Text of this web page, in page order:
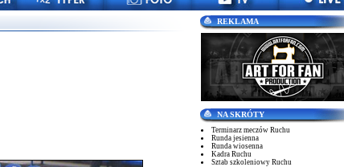
REKLAMA
NA SKRÓTY
Terminarz meczów Ruchu
Runda jesienna
Runda wiosenna
Kadra Ruchu
Sztab szkoleniowy Ruchu